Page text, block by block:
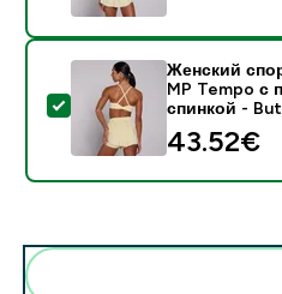
- Женский спортивный
Женский
MP Tempo с
спинкой -
43.52€‎